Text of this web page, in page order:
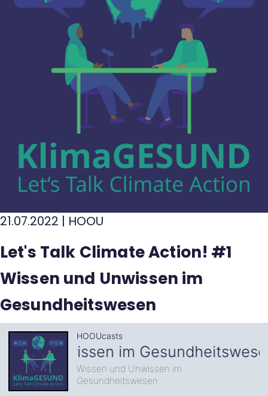
21.07.2022 | HOOU
Let's Talk Climate Action! #1
Wissen und Unwissen im
Gesundheitswesen